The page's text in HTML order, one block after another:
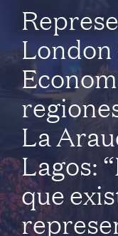
London
La
Lagos:
que